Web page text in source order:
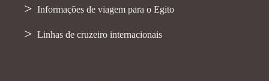
Informações de viagem para o Egito
Linhas de cruzeiro internacionais